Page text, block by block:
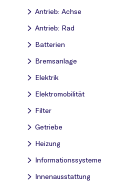
Antrieb: Achse
Antrieb: Rad
Batterien
Bremsanlage
Elektrik
Elektromobilität
Filter
Getriebe
Heizung
Informationssysteme
Innenausstattung